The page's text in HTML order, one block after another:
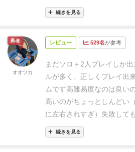
が無い場合は、実施できな
には、「猛獣カード」を引
武器レベルが低い場合は、
る。次にカードに描かれて
を下げる（一時的に増加し
下げることができない場合
武器レベル１ごとに、解決
１点受ける。その後、カー
け、食料と毛皮を「将来の
だ、言っときますが、多人
数も増加します。
まくりますし、誰か一人死
くみ上げてのろし台をつく
をしてもらうのが目的とな
を5段階のたきぎをくみ上げ
あれこれ試して失敗を続け
し方を覚えてアイテム作成
シナリオやどこに置かれる
イト層お断りのゲーマー向
ないスリリングで多様なゲ
じ展開はまず起こらないで
ない自然と戦ってる！とい
イラストは決して美しいと
が、そこも昔の冒険小説の
気だと思います。
ってしまって常にプレイ（
しまうのでどういった部分
ゲームシナリオ：7種類
イベント発生関連カード：
か引くことがないのに200
発明カード、初期装備カー
で有効な作れる・使える道
種、初期装備2種）これが38
猛獣カード：よっぽど戦っ
ですが16枚（回戦闘分の猛
は人智を超えているといわ
レイ後に残るのは徒労感でし
ともありました。カードや
れればクリアはそこそこで
だけが問題ではないんです
れるのが予想とか、対策と
てもカードで一瞬で覆される
事後処理に振り回される感
ると思いますが、私はなん
続きを見る
レビュー 529名が参考
まだソロ＋2人プレイしか
ルが多く、正しくプレイ出
ムです高難易度なのは良い
高いのがちょっとしんどい
に左右されすぎ） 失敗して
ならないのはマイナスかな？
テーマらしく、トライアン
続きを見る
勇者
オオツカ